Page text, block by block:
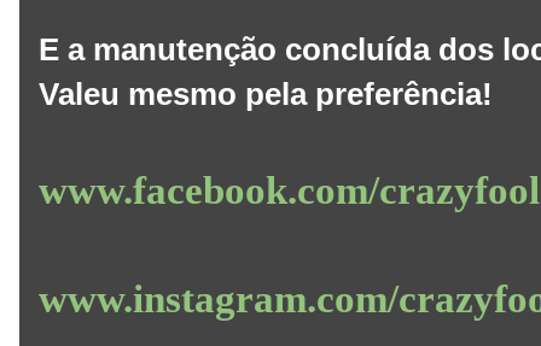
E a manutenção concluída dos
Valeu mesmo pela preferência!
www.facebook.com/
www.instagram.com/